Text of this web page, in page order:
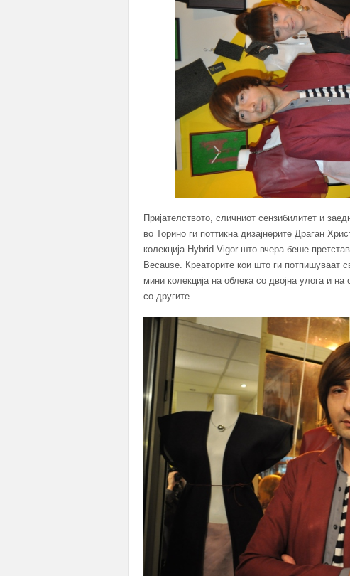
Пријателството, сличниот сензибилитет и
во Торино ги поттикна дизајнерите Драган
колекција Hybrid Vigor што вчера беше
Because. Креаторите кои што ги потпишуваат
мини колекција на облека со двојна улога и
со другите.